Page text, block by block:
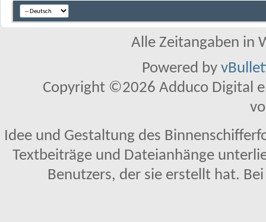
Alle Zeitangaben in
Powered by
Copyright ©2026 Adduco Digital
Idee und Gestaltung des
Textbeiträge und Dateianhänge
Benutzers, der sie erstellt hat.